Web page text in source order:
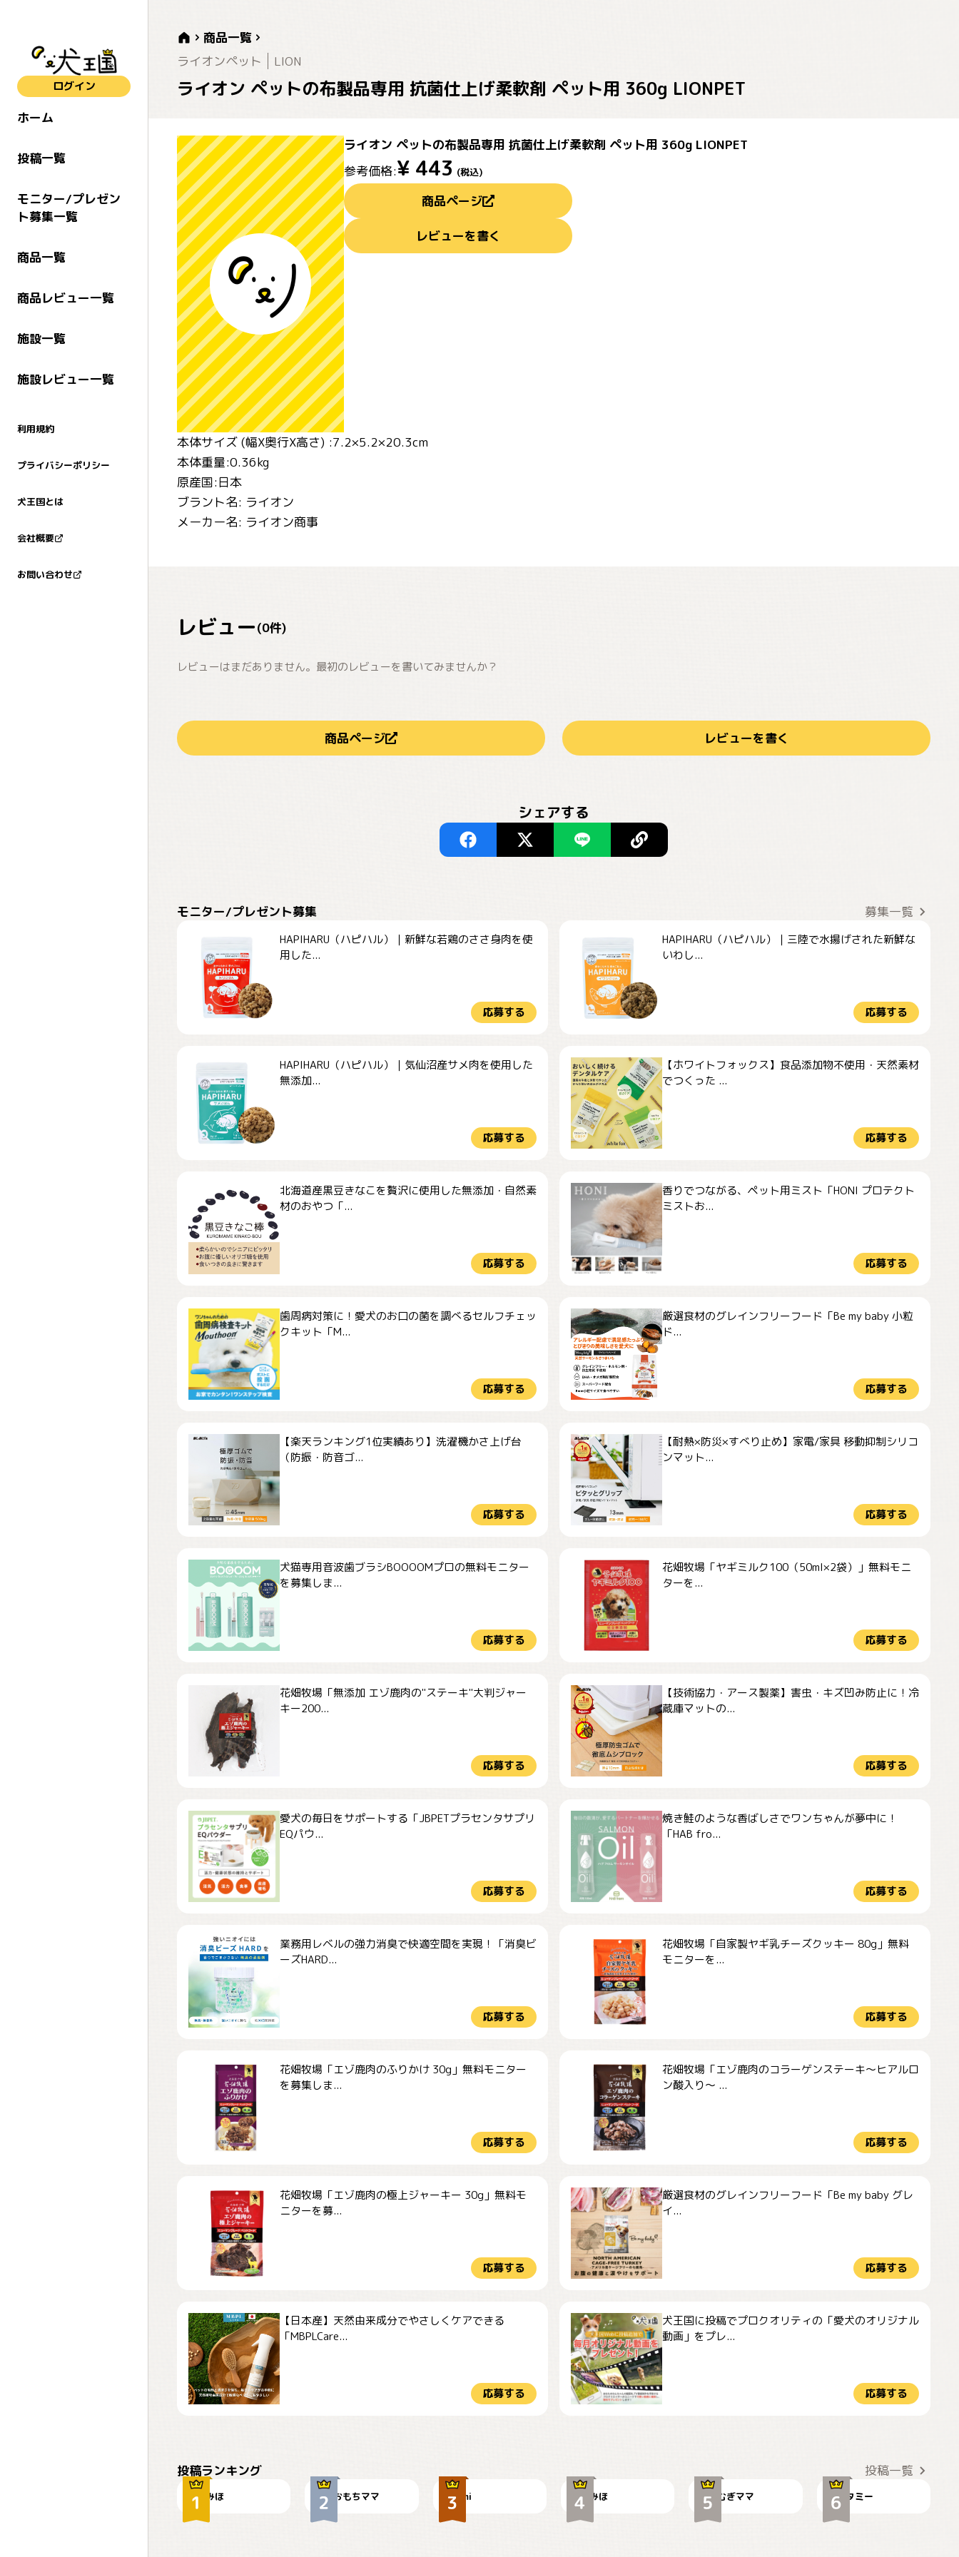
ログイン
ホーム
投稿一覧
モニター/プレゼン
ト募集一覧
商品一覧
商品レビュー一覧
施設一覧
施設レビュー一覧
利用規約
プライバシーポリシー
犬王国とは
会社概要
お問い合わせ
商品一覧
ライオンペット
LION
ライオン ペットの布製品専用 抗菌仕上げ柔軟剤 ペット用 360g LIONPET
ライオン ペットの布製品専用 抗菌仕上げ柔軟剤 ペット用 360g LIONPET
参考価格:¥ 443 (税込)
商品ページ
レビューを書く
本体サイズ (幅X奥行X高さ) :7.2×5.2×20.3cm
本体重量:0.36kg
原産国:日本
ブラント名: ライオン
メーカー名: ライオン商事
レビュー(0件)
レビューはまだありません。最初のレビューを書いてみませんか？
商品ページ レビューを書く
シェアする
モニター/プレゼント募集 募集一覧
HAPIHARU（ハピハル）｜新鮮な若鶏のささ身肉を使
用した...
応募する
HAPIHARU（ハピハル）｜三陸で水揚げされた新鮮な
いわし...
応募する
HAPIHARU（ハピハル）｜気仙沼産サメ肉を使用した
無添加...
応募する
【ホワイトフォックス】食品添加物不使用・天然素材
でつくった ...
応募する
北海道産黒豆きなこを贅沢に使用した無添加・自然素
材のおやつ「...
応募する
香りでつながる、ペット用ミスト「HONI プロテクト
ミストお...
応募する
歯周病対策に！愛犬のお口の菌を調べるセルフチェッ
クキット「M...
応募する
厳選食材のグレインフリーフード「Be my baby 小粒
ド...
応募する
【楽天ランキング1位実績あり】洗濯機かさ上げ台
（防振・防音ゴ...
応募する
【耐熱×防災×すべり止め】家電/家具 移動抑制シリコ
ンマット...
応募する
犬猫専用音波歯ブラシBOOOOMプロの無料モニター
を募集しま...
応募する
花畑牧場「ヤギミルク100（50ml×2袋）」無料モニ
ターを...
応募する
花畑牧場「無添加 エゾ鹿肉の"ステーキ"大判ジャー
キー200...
応募する
【技術協力・アース製薬】害虫・キズ凹み防止に！冷
蔵庫マットの...
応募する
愛犬の毎日をサポートする「JBPETプラセンタサプリ
EQパウ...
応募する
焼き鮭のような香ばしさでワンちゃんが夢中に！
「HAB fro...
応募する
業務用レベルの強力消臭で快適空間を実現！「消臭ビ
ーズHARD...
応募する
花畑牧場「自家製ヤギ乳チーズクッキー 80g」無料
モニターを...
応募する
花畑牧場「エゾ鹿肉のふりかけ 30g」無料モニター
を募集しま...
応募する
花畑牧場「エゾ鹿肉のコラーゲンステーキ～ヒアルロ
ン酸入り～ ...
応募する
花畑牧場「エゾ鹿肉の極上ジャーキー 30g」無料モ
ニターを募...
応募する
厳選食材のグレインフリーフード「Be my baby グレ
イ...
応募する
【日本産】天然由来成分でやさしくケアできる
「MBPLCare...
応募する
犬王国に投稿でプロクオリティの「愛犬のオリジナル
動画」をプレ...
応募する
投稿ランキング 投稿一覧
みほ おもちママ mi みほ むぎママ タミー